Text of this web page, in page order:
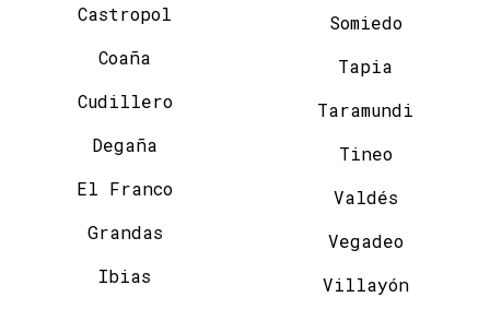
Castropol
Coaña
Cudillero
Degaña
El Franco
Grandas
Ibias
Somiedo
Tapia
Taramundi
Tineo
Valdés
Vegadeo
Villayón